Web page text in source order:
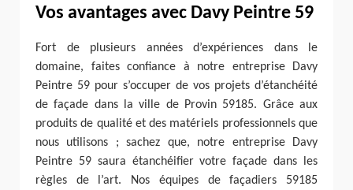
Vos avantages avec Davy Peintre 59
Fort de plusieurs années d’expériences dans le
domaine, faites confiance à notre entreprise Davy
Peintre 59 pour s’occuper de vos projets d’étanchéité
de façade dans la ville de Provin 59185. Grâce aux
produits de qualité et des matériels professionnels que
nous utilisons ; sachez que, notre entreprise Davy
Peintre 59 saura étanchéifier votre façade dans les
règles de l’art. Nos équipes de façadiers 59185